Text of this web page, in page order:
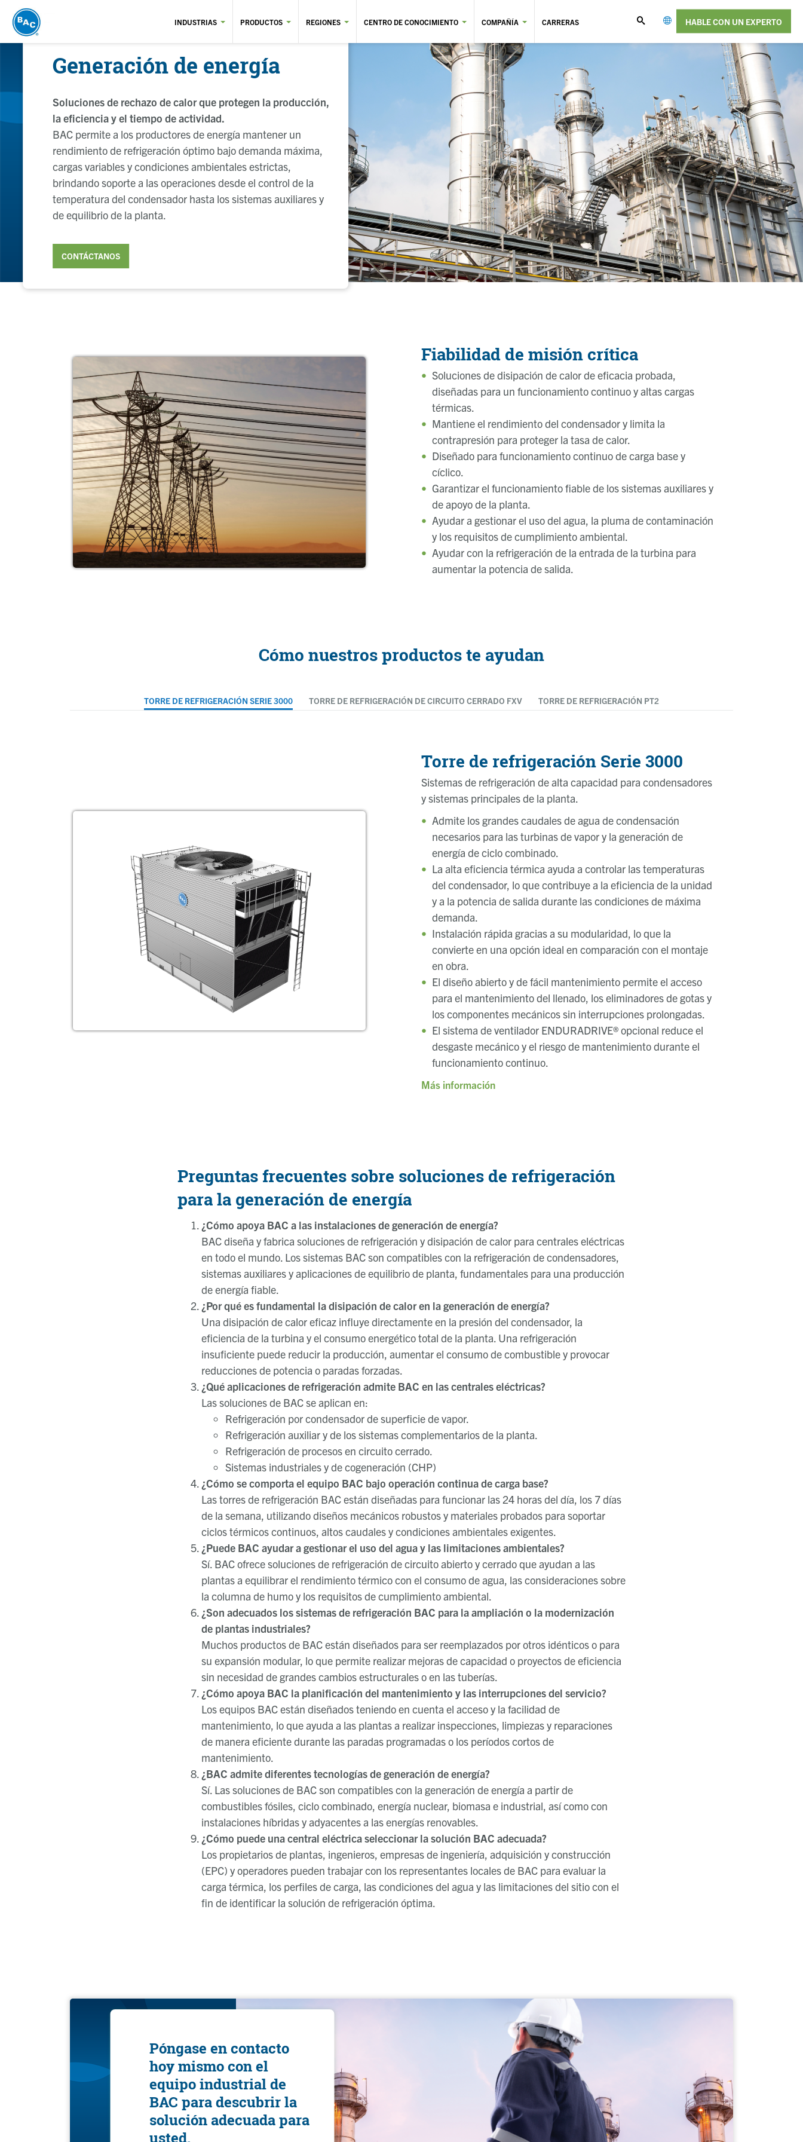
contenido
principal
INDUSTRIAS PRODUCTOS REGIONES CENTRO DE CONOCIMIENTO COMPAÑÍA CARRERAS HABLE CON UN EXPERTO
Generación de energía
Soluciones de rechazo de calor que protegen la producción,
la eficiencia y el tiempo de actividad.
BAC permite a los productores de energía mantener un
rendimiento de refrigeración óptimo bajo demanda máxima,
cargas variables y condiciones ambientales estrictas,
brindando soporte a las operaciones desde el control de la
temperatura del condensador hasta los sistemas auxiliares y
de equilibrio de la planta.
CONTÁCTANOS
Fiabilidad de misión crítica
Soluciones de disipación de calor de eficacia probada,
diseñadas para un funcionamiento continuo y altas cargas
térmicas.
Mantiene el rendimiento del condensador y limita la
contrapresión para proteger la tasa de calor.
Diseñado para funcionamiento continuo de carga base y
cíclico.
Garantizar el funcionamiento fiable de los sistemas auxiliares y
de apoyo de la planta.
Ayudar a gestionar el uso del agua, la pluma de contaminación
y los requisitos de cumplimiento ambiental.
Ayudar con la refrigeración de la entrada de la turbina para
aumentar la potencia de salida.
Cómo nuestros productos te ayudan
TORRE DE REFRIGERACIÓN SERIE 3000 TORRE DE REFRIGERACIÓN DE CIRCUITO CERRADO FXV TORRE DE REFRIGERACIÓN PT2
Torre de refrigeración Serie 3000
Sistemas de refrigeración de alta capacidad para condensadores
y sistemas principales de la planta.
Admite los grandes caudales de agua de condensación
necesarios para las turbinas de vapor y la generación de
energía de ciclo combinado.
La alta eficiencia térmica ayuda a controlar las temperaturas
del condensador, lo que contribuye a la eficiencia de la unidad
y a la potencia de salida durante las condiciones de máxima
demanda.
Instalación rápida gracias a su modularidad, lo que la
convierte en una opción ideal en comparación con el montaje
en obra.
El diseño abierto y de fácil mantenimiento permite el acceso
para el mantenimiento del llenado, los eliminadores de gotas y
los componentes mecánicos sin interrupciones prolongadas.
El sistema de ventilador ENDURADRIVE® opcional reduce el
desgaste mecánico y el riesgo de mantenimiento durante el
funcionamiento continuo.
Más información
Preguntas frecuentes sobre soluciones de refrigeración
para la generación de energía
¿Cómo apoya BAC a las instalaciones de generación de energía?
BAC diseña y fabrica soluciones de refrigeración y disipación de calor para centrales eléctricas
en todo el mundo. Los sistemas BAC son compatibles con la refrigeración de condensadores,
sistemas auxiliares y aplicaciones de equilibrio de planta, fundamentales para una producción
de energía fiable.
¿Por qué es fundamental la disipación de calor en la generación de energía?
Una disipación de calor eficaz influye directamente en la presión del condensador, la
eficiencia de la turbina y el consumo energético total de la planta. Una refrigeración
insuficiente puede reducir la producción, aumentar el consumo de combustible y provocar
reducciones de potencia o paradas forzadas.
¿Qué aplicaciones de refrigeración admite BAC en las centrales eléctricas?
Las soluciones de BAC se aplican en:
Refrigeración por condensador de superficie de vapor.
Refrigeración auxiliar y de los sistemas complementarios de la planta.
Refrigeración de procesos en circuito cerrado.
Sistemas industriales y de cogeneración (CHP)
¿Cómo se comporta el equipo BAC bajo operación continua de carga base?
Las torres de refrigeración BAC están diseñadas para funcionar las 24 horas del día, los 7 días
de la semana, utilizando diseños mecánicos robustos y materiales probados para soportar
ciclos térmicos continuos, altos caudales y condiciones ambientales exigentes.
¿Puede BAC ayudar a gestionar el uso del agua y las limitaciones ambientales?
Sí. BAC ofrece soluciones de refrigeración de circuito abierto y cerrado que ayudan a las
plantas a equilibrar el rendimiento térmico con el consumo de agua, las consideraciones sobre
la columna de humo y los requisitos de cumplimiento ambiental.
¿Son adecuados los sistemas de refrigeración BAC para la ampliación o la modernización
de plantas industriales?
Muchos productos de BAC están diseñados para ser reemplazados por otros idénticos o para
su expansión modular, lo que permite realizar mejoras de capacidad o proyectos de eficiencia
sin necesidad de grandes cambios estructurales o en las tuberías.
¿Cómo apoya BAC la planificación del mantenimiento y las interrupciones del servicio?
Los equipos BAC están diseñados teniendo en cuenta el acceso y la facilidad de
mantenimiento, lo que ayuda a las plantas a realizar inspecciones, limpiezas y reparaciones
de manera eficiente durante las paradas programadas o los períodos cortos de
mantenimiento.
¿BAC admite diferentes tecnologías de generación de energía?
Sí. Las soluciones de BAC son compatibles con la generación de energía a partir de
combustibles fósiles, ciclo combinado, energía nuclear, biomasa e industrial, así como con
instalaciones híbridas y adyacentes a las energías renovables.
¿Cómo puede una central eléctrica seleccionar la solución BAC adecuada?
Los propietarios de plantas, ingenieros, empresas de ingeniería, adquisición y construcción
(EPC) y operadores pueden trabajar con los representantes locales de BAC para evaluar la
carga térmica, los perfiles de carga, las condiciones del agua y las limitaciones del sitio con el
fin de identificar la solución de refrigeración óptima.
Póngase en contacto
hoy mismo con el
equipo industrial de
BAC para descubrir la
solución adecuada para
usted.